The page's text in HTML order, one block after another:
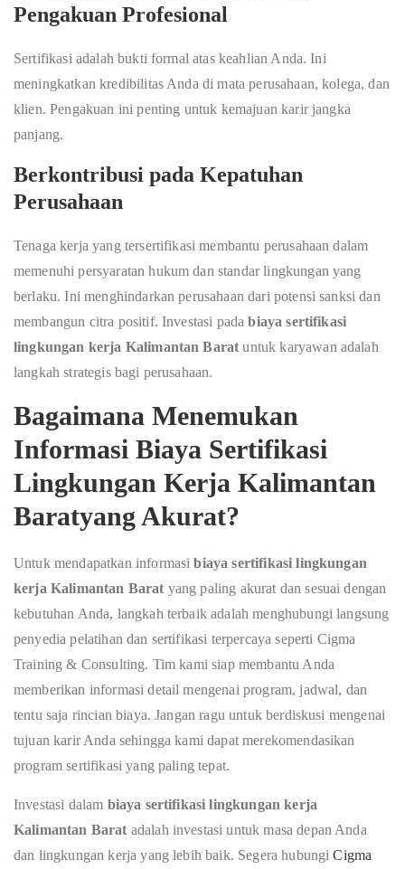
Pengakuan Profesional
Sertifikasi adalah bukti formal atas keahlian Anda. Ini
meningkatkan kredibilitas Anda di mata perusahaan, kolega, dan
klien. Pengakuan ini penting untuk kemajuan karir jangka
panjang.
Berkontribusi pada Kepatuhan
Perusahaan
Tenaga kerja yang tersertifikasi membantu perusahaan dalam
memenuhi persyaratan hukum dan standar lingkungan yang
berlaku. Ini menghindarkan perusahaan dari potensi sanksi dan
membangun citra positif. Investasi padabiaya sertifikasi
lingkungan kerja Kalimantan Barat untuk karyawan adalah
langkah strategis bagi perusahaan.
Bagaimana Menemukan
Informasi Biaya Sertifikasi
Lingkungan Kerja Kalimantan
Baratyang Akurat?
Untuk mendapatkan informasibiaya sertifikasi lingkungan
kerja Kalimantan Barat yang paling akurat dan sesuai dengan
kebutuhan Anda, langkah terbaik adalah menghubungi langsung
penyedia pelatihan dan sertifikasi terpercaya seperti Cigma
Training & Consulting. Tim kami siap membantu Anda
memberikan informasi detail mengenai program, jadwal, dan
tentu saja rincian biaya. Jangan ragu untuk berdiskusi mengenai
tujuan karir Anda sehingga kami dapat merekomendasikan
program sertifikasi yang paling tepat.
Investasi dalam biaya sertifikasi lingkungan kerja
Kalimantan Barat adalah investasi untuk masa depan Anda
dan lingkungan kerja yang lebih baik. Segera hubungiCigma